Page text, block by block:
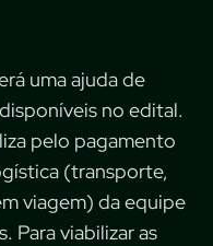
uma ajuda de
no edital.
pelo pagamento
(transporte,
viagem) da equipe
Para viabilizar as